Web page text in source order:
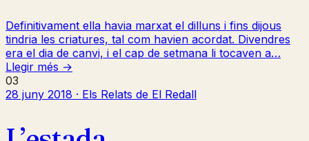
Definitivament ella havia marxat el dilluns i fins dijous
tindria les criatures, tal com havien acordat. Divendres
era el dia de canvi, i el cap de setmana li tocaven a…
Llegir més →
03
28 juny 2018 · Els Relats de El Redall